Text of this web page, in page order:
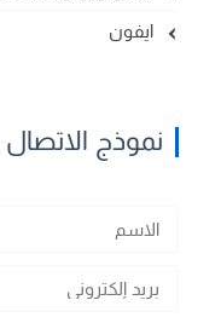
ايفون
نموذج الاتصال